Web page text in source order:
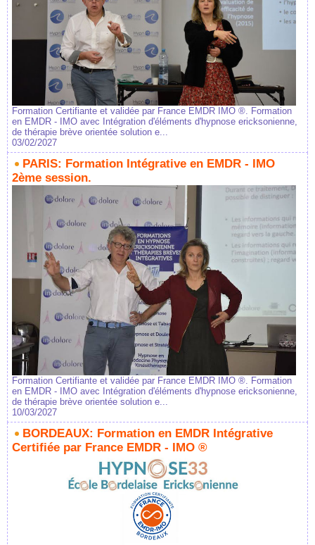
Formation Certifiante et validée par France EMDR IMO ®. Formation
en EMDR - IMO avec Intégration d'éléments d'hypnose ericksonienne,
de thérapie brève orientée solution e...
03/02/2027
PARIS: Formation Intégrative en EMDR - IMO
2ème session.
Formation Certifiante et validée par France EMDR IMO ®. Formation
en EMDR - IMO avec Intégration d'éléments d'hypnose ericksonienne,
de thérapie brève orientée solution e...
10/03/2027
BORDEAUX: Formation en EMDR Intégrative
Certifiée par France EMDR - IMO ®